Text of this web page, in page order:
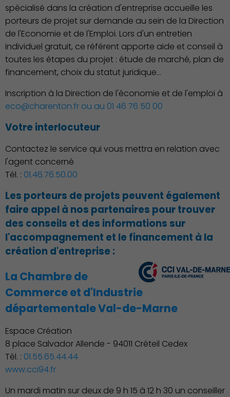
Démocratie locale
spécialisé dans la création d'entreprise accueille les
porteurs de projet sur demande au sein de la Direction
de l'Economie et de l'Emploi. Lors d'un entretien
individuel gratuit, ce référent apporte aide et conseil à
toutes les étapes du projet : étude de marché, plan de
financement, choix du statut juridique…
Inscription à la Direction de l'économie et de l'emploi à
eco@charenton.fr ou au 01 46 76 50 00
Votre interlocuteur
Contactez le service qui vous mettra en relation avec
l'agent concerné
Tél. : 01.46.76.50.00
Les porteurs de projets peuvent également
faire appel à nos partenaires pour trouver
des conseils et des informations sur
l'accompagnement et le financement à la
création d'entreprise :
La Chambre de
Commerce et d'Industrie
départementale Val-de-Marne
Espace Création
8 place Salvador Allende - 94011 Créteil Cedex
Tél. : 01.55.65.44.44
www.cci94.fr
Un mardi matin sur deux de 9 h 15 à 12 h 30 un conseiller